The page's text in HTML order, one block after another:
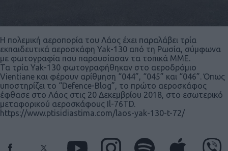
Η πολεμική αεροπορία του Λάος έχει παραλάβει τρία
εκπαιδευτικά αεροσκάφη Yak-130 από τη Ρωσία, σύμφωνα
με φωτογραφία που παρουσίασαν τα τοπικά ΜΜΕ.
Τα τρία Yak-130 φωτογραφήθηκαν στο αεροδρόμιο
Vientiane και φέρουν αρίθμηση “044”, “045” και “046”. Όπως
υποστηρίζει το “Defence-Blog”, το πρώτο αεροσκάφος
έφθασε στο Λάος στις 20 Δεκεμβρίου 2018, στο εσωτερικό
μεταφορικού αεροσκάφους Il-76TD.
https://www.ptisidiastima.com/laos-yak-130-t-72/